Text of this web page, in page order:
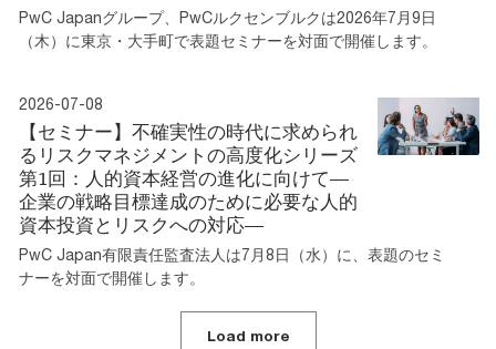
PwC Japanグループ、PwCルクセンブルクは2026年7月9日
（木）に東京・大手町で表題セミナーを対面で開催します。
2026-07-08
【セミナー】不確実性の時代に求められ
るリスクマネジメントの高度化シリーズ
第1回：人的資本経営の進化に向けて―
企業の戦略目標達成のために必要な人的
資本投資とリスクへの対応―
PwC Japan有限責任監査法人は7月8日（水）に、表題のセミ
ナーを対面で開催します。
Load more